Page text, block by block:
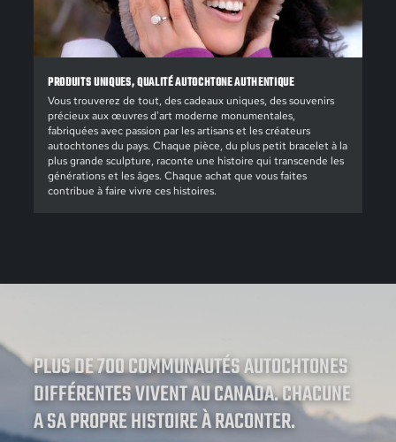
PRODUITS UNIQUES, QUALITÉ AUTOCHTONE AUTHENTIQUE
Vous trouverez de tout, des cadeaux uniques, des souvenirs
précieux aux œuvres d'art moderne monumentales,
fabriquées avec passion par les artisans et les créateurs
autochtones du pays. Chaque pièce, du plus petit bracelet à la
plus grande sculpture, raconte une histoire qui transcende les
générations et les âges. Chaque achat que vous faites
contribue à faire vivre ces histoires.
PLUS DE 700 COMMUNAUTÉS AUTOCHTONES
DIFFÉRENTES VIVENT AU CANADA. CHACUNE
A SA PROPRE HISTOIRE À RACONTER.